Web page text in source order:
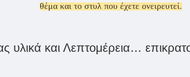
θέμα και το στυλ που έχετε ονειρευτεί.
υλικά και Λεπτομέρεια…